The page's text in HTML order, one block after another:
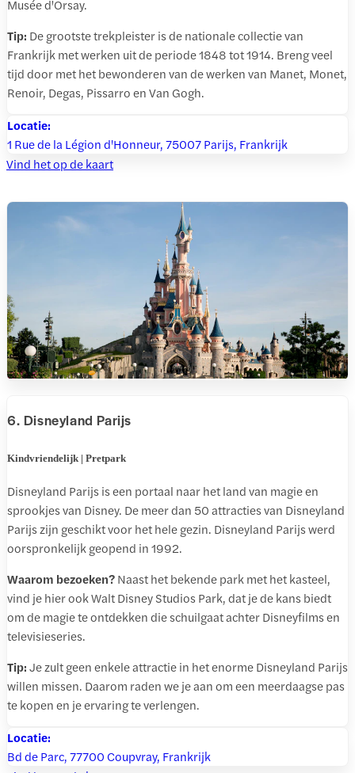
Musée d'Orsay.
Tip: De grootste trekpleister is de nationale collectie van
Frankrijk met werken uit de periode 1848 tot 1914. Breng veel
tijd door met het bewonderen van de werken van Manet, Monet,
Renoir, Degas, Pissarro en Van Gogh.
Locatie:
1 Rue de la Légion d'Honneur, 75007 Parijs, Frankrijk
Vind het op de kaart
6. Disneyland Parijs
Kindvriendelijk | Pretpark
Disneyland Parijs is een portaal naar het land van magie en
sprookjes van Disney. De meer dan 50 attracties van Disneyland
Parijs zijn geschikt voor het hele gezin. Disneyland Parijs werd
oorspronkelijk geopend in 1992.
Waarom bezoeken?Naast het bekende park met het kasteel,
vind je hier ook Walt Disney Studios Park, dat je de kans biedt
om de magie te ontdekken die schuilgaat achter Disneyfilms en
televisieseries.
Tip:Je zult geen enkele attractie in het enorme Disneyland Parijs
willen missen. Daarom raden we je aan om een meerdaagse pas
te kopen en je ervaring te verlengen.
Locatie:
Bd de Parc, 77700 Coupvray, Frankrijk